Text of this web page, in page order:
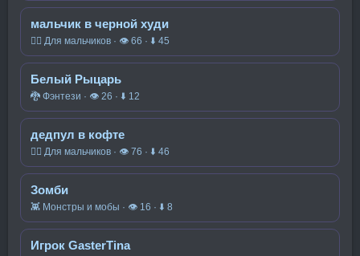
мальчик в черной худи
🧍‍♂️ Для мальчиков · 👁 66 · ⬇ 45
Белый Рыцарь
🐉 Фэнтези · 👁 26 · ⬇ 12
дедпул в кофте
🧍‍♂️ Для мальчиков · 👁 76 · ⬇ 46
Зомби
👾 Монстры и мобы · 👁 16 · ⬇ 8
Игрок GasterTina